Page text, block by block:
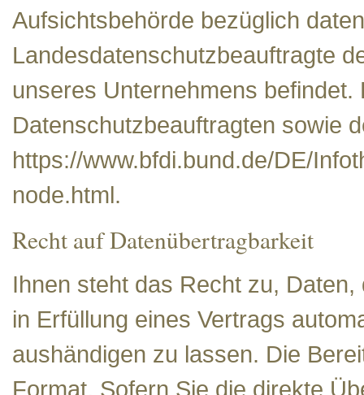
Aufsichtsbehörde bezüglich
Landesdatenschutzbeauftragte
unseres Unternehmens
Datenschutzbeauftragten sowie
https://www.bfdi.bund.de/DE/
node.html.
Recht auf Datenübertragbarkeit
Ihnen steht das Recht zu,
in Erfüllung eines Vertrags
aushändigen zu lassen. Die
Format. Sofern Sie die direkte